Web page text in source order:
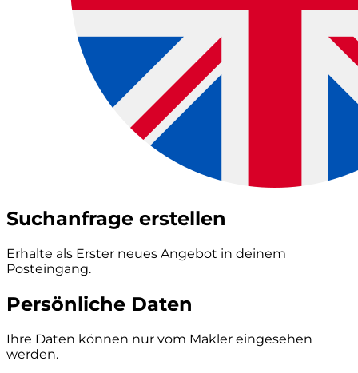
Suchanfrage erstellen
Erhalte als Erster neues Angebot in deinem
Posteingang.
Persönliche Daten
Ihre Daten können nur vom Makler eingesehen
werden.